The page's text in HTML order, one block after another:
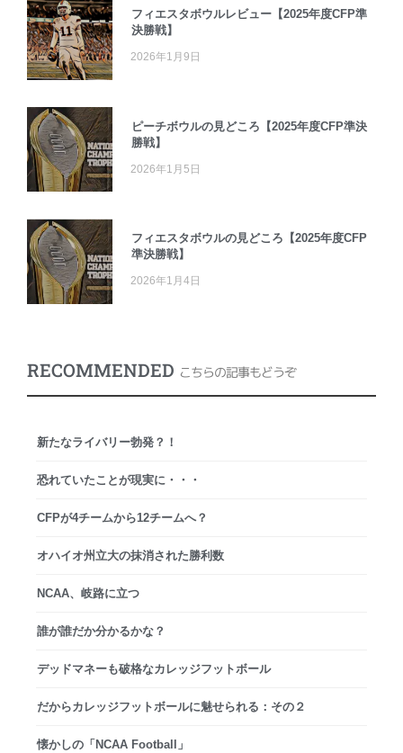
フィエスタボウルレビュー【2025年度CFP準
決勝戦】
2026年1月9日
ピーチボウルの見どころ【2025年度CFP準決
勝戦】
2026年1月5日
フィエスタボウルの見どころ【2025年度CFP
準決勝戦】
2026年1月4日
RECOMMENDED こちらの記事もどうぞ
新たなライバリー勃発？！
恐れていたことが現実に・・・
CFPが4チームから12チームへ？
オハイオ州立大の抹消された勝利数
NCAA、岐路に立つ
誰が誰だか分かるかな？
デッドマネーも破格なカレッジフットボール
だからカレッジフットボールに魅せられる：その２
懐かしの「NCAA Football」